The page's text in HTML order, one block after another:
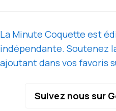
La Minute Coquette est
indépendante. Soutenez
ajoutant dans vos favoris
Suivez nous sur